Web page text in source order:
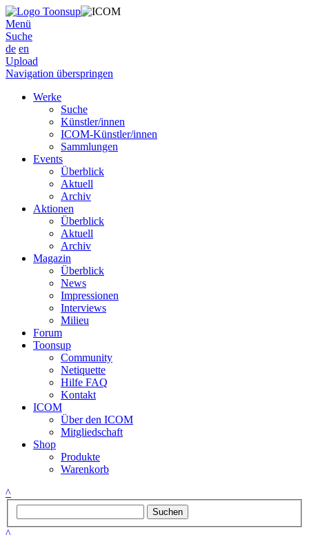
Menü
Suche
de en
Upload
Navigation überspringen
Werke
Suche
Künstler/innen
ICOM-Künstler/innen
Sammlungen
Events
Überblick
Aktuell
Archiv
Aktionen
Überblick
Aktuell
Archiv
Magazin
Überblick
News
Impressionen
Interviews
Milieu
Forum
Toonsup
Community
Netiquette
Hilfe FAQ
Kontakt
ICOM
Über den ICOM
Mitgliedschaft
Shop
Produkte
Warenkorb
^
Suchen